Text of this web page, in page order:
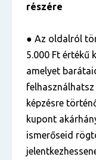
részére
● Az oldalról
5.000 Ft értékű
amelyet
képzésre
kupont
ismerőseid